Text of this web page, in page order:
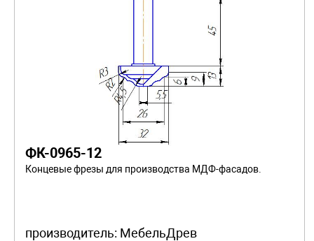
ФК-0965-12
Концевые фрезы для производства МДФ-фасадов.
производитель: МебельДрев